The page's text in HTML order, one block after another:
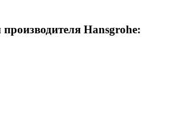
Hansgrohe: